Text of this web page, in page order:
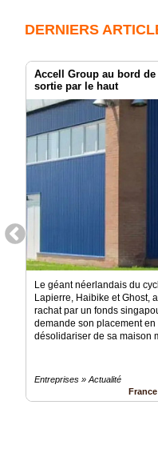
DERNIERS
Accell Group au bord
sortie par le haut
Le géant néerlandais du
Lapierre, Haibike et Ghost,
rachat par un fonds
demande son placement
désolidariser de sa maison
Entreprises » Actualité